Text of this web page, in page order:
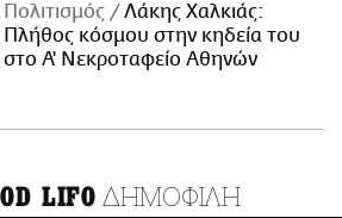
Πολιτισμός
Λάκης Χαλκιάς:
Πλήθος κόσμου στην κηδεία του
στο Α' Νεκροταφείο Αθηνών
LIFO ΔΗΜΟΦΙΛΗ